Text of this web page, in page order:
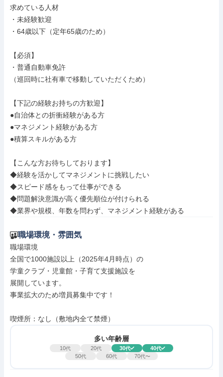
求めている人材
・未経験歓迎
・64歳以下（定年65歳のため）
【必須】
・普通自動車免許
（巡回時に社有車で移動していただくため）
【下記の経験お持ちの方歓迎】
●自治体との折衝経験がある方
●マネジメント経験がある方
●積算スキルがある方
【こんな方お待ちしております】
◆経験を活かしてマネジメントに挑戦したい
◆スピード感をもって仕事ができる
◆問題解決意識が高く優先順位が付けられる
◆業界や規模、年数を問わず、マネジメント経験がある
職場環境・雰囲気
職場環境
全国で1000施設以上（2025年4月時点）の
学童クラブ・児童館・子育て支援施設を
展開しています。
事業拡大のため増員募集中です！
喫煙所：なし（敷地内全て禁煙）
多い年齢層
10代 20代 30代 40代
50代 60代 70代〜